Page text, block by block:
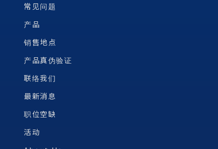
常见问题
产品
销售地点
产品真伪验证
联络我们
最新消息
职位空缺
活动